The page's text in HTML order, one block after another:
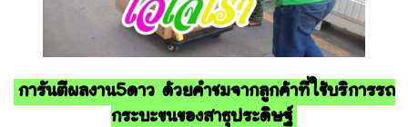
การันตีผลงาน5ดาว ด้วยคำชมจากลูกค้าที่ใช้บริการรถ
กระบะขนของสาธุประดิษฐ์